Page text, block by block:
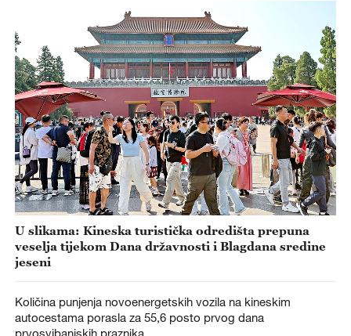
U slikama: Kineska turistička odredišta prepuna
veselja tijekom Dana državnosti i Blagdana sredine
jeseni
Količina punjenja novoenergetskih vozila na kineskim
autocestama porasla za 55,6 posto prvog dana
prvosvibanjskih praznika